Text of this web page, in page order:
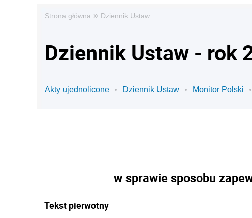
Strona główna » Dziennik Ustaw
Dziennik Ustaw - rok
Akty ujednolicone Dziennik Ustaw Monitor Polski
w sprawie sposobu
Tekst pierwotny